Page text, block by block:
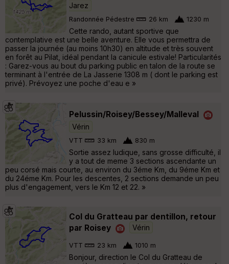
Jarez
Randonnée Pédestre 26 km 1230 m
Cette rando, autant sportive que
contemplative est une belle aventure. Elle vous permettra de
passer la journée (au moins 10h30) en altitude et très souvent
en forêt au Pilat, idéal pendant la canicule estivale! Particularités
: Garez-vous au bout du parking public en talon de la route se
terminant à l'entrée de La Jasserie 1308 m ( dont le parking est
privé). Prévoyez une poche d'eau e »
Pelussin/Roisey/Bessey/Malleval
Vérin
VTT 33 km 830 m
Sortie assez ludique, sans grosse difficulté, il
y a tout de meme 3 sections ascendante un
peu corsé mais courte, au environ du 3éme Km, du 9éme Km et
du 24éme Km. Pour les descentes, 2 sections demande un peu
plus d'engagement, vers le Km 12 et 22. »
Col du Gratteau par dentillon, retour
par Roisey
Vérin
VTT 23 km 1010 m
Bonjour, direction le Col du Gratteau de